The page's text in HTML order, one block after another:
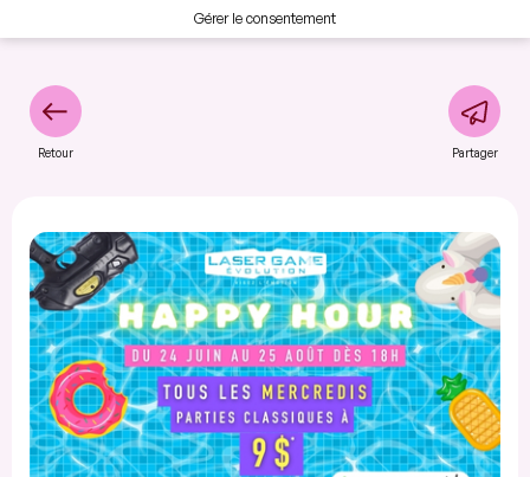
Gérer le consentement
Retour Partager